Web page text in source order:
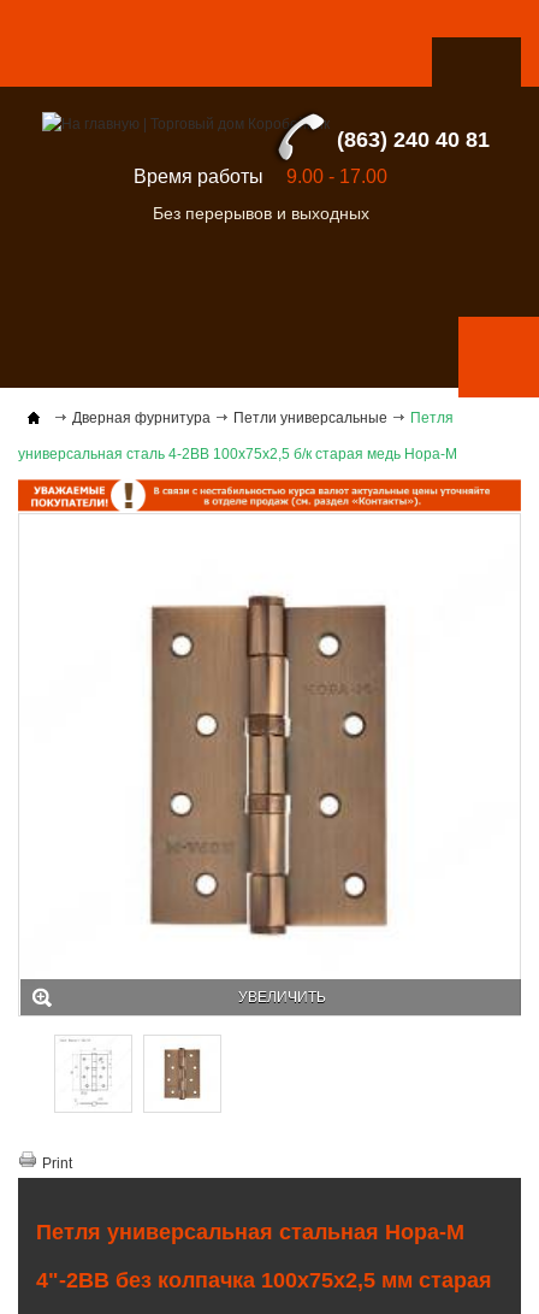
(863) 240 40 81
Время работы 9.00 - 17.00
Без перерывов и выходных
Дверная фурнитура Петли универсальные Петля
универсальная сталь 4-2ВВ 100х75х2,5 б/к старая медь Нора-М
УВЕЛИЧИТЬ
Print
Петля универсальная стальная Нора-М
4"-2ВВ без колпачка 100х75х2,5 мм старая